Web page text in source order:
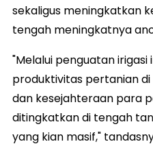
sekaligus meningkatkan
tengah meningkatnya
"Melalui penguatan irigasi
produktivitas pertanian
dan kesejahteraan para
ditingkatkan di tengah
yang kian masif,"